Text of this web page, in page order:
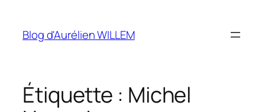
contenu
Blog d'Aurélien WILLEM
Étiquette : Michel